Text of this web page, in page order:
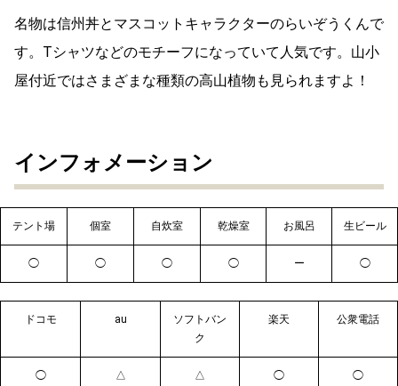
名物は信州丼とマスコットキャラクターのらいぞうくんで
す。Tシャツなどのモチーフになっていて人気です。山小
屋付近ではさまざまな種類の高山植物も見られますよ！
インフォメーション
テント場 個室 自炊室 乾燥室 お風呂 生ビール
◯ ◯ ◯ ◯ ー ◯
ドコモ au
ソフトバン
ク
楽天 公衆電話
◯ △ △ ◯ ◯